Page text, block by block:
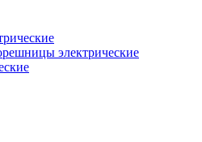
электрические